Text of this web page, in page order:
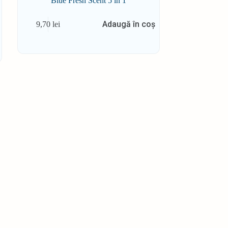
9,70 lei Adaugă în coș